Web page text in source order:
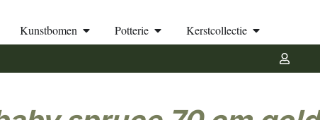
Kunstbomen Potterie Kerstcollectie